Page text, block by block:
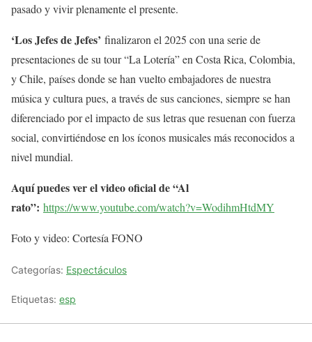
pasado y vivir plenamente el presente.
‘Los Jefes de Jefes’ finalizaron el 2025 con una serie de
presentaciones de su tour “La Lotería” en Costa Rica, Colombia,
y Chile, países donde se han vuelto embajadores de nuestra
música y cultura pues, a través de sus canciones, siempre se han
diferenciado por el impacto de sus letras que resuenan con fuerza
social, convirtiéndose en los íconos musicales más reconocidos a
nivel mundial.
Aquí puedes ver el video oficial de “Al
rato”: https://www.youtube.com/watch?v=WodihmHtdMY
Foto y video: Cortesía FONO
Categorías: Espectáculos
Etiquetas: esp